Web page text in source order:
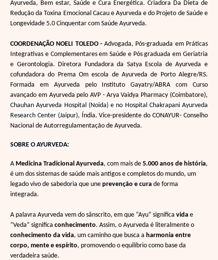
Ayurveda, Bem estar, Saúde e Cura Energética. Criadora Da Dieta de
Redução da Toxina Emocional Cacau e Ayurveda e do Projeto de Saúde e
Longevidade 5.0 Cinquentar com Saúde Ayurveda.
COORDENAÇÃO NOELI TOLEDO - Advogada, Pós-graduada em Práticas
Integrativas e Complementares em Saúde e Pós graduada em Geriatria
e Gerontologia. Diretora Fundadora da Satya Escola de Ayurveda e
cofundadora do Prema Om escola de Ayurveda de Porto Alegre/RS.
Formada em Ayurveda pelo Instituto Gayatry/ABRA com Curso
avançado em Ayurveda pelo AVP - Arya Vaidya Pharmacy (Coimbatore),
Chauhan Ayurveda Hospital (Noida) e no Hospital Chakrapani Ayurveda
Research Center (Jaipur), Índia. Vice-presidente do CONAYUR- Conselho
Nacional de Autorregulamentação de Ayurveda.
SOBRE O AYURVEDA:
A Medicina Tradicional Ayurveda, com mais de 5.000 anos de história,
é um dos sistemas de saúde mais antigos e completos do mundo, um
legado vivo de sabedoria que une prevenção e cura de forma
integrada.
A palavra Ayurveda vem do sânscrito, em que “Ayu” significa vida e
“Veda” significa conhecimento. Assim, o Ayurveda é literalmente o
conhecimento da vida, um caminho que busca a harmonia entre
corpo, mente e espírito, promovendo o equilíbrio como base da
verdadeira saúde.